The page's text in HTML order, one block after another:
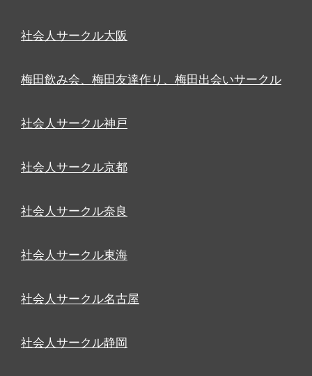
社会人サークル大阪
梅田飲み会、梅田友達作り、梅田出会いサークル
社会人サークル神戸
社会人サークル京都
社会人サークル奈良
社会人サークル東海
社会人サークル名古屋
社会人サークル静岡